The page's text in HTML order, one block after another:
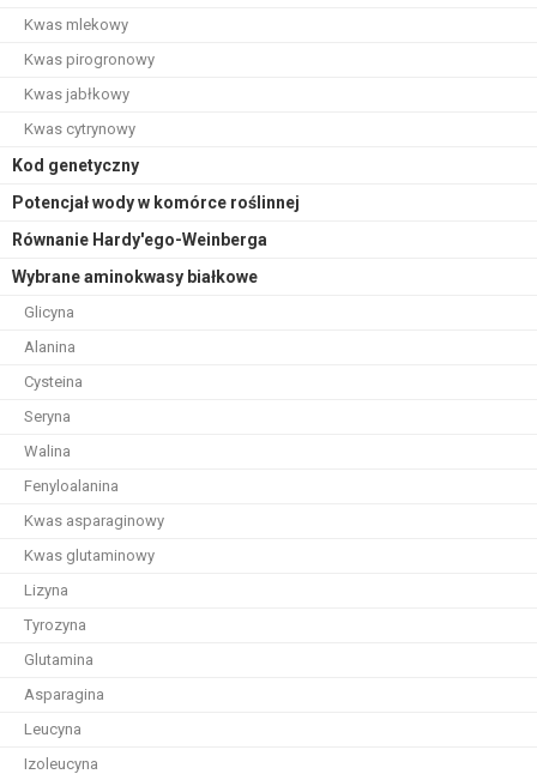
Kwas mlekowy
Kwas pirogronowy
Kwas jabłkowy
Kwas cytrynowy
Kod genetyczny
Potencjał wody w komórce roślinnej
Równanie Hardy'ego-Weinberga
Wybrane aminokwasy białkowe
Glicyna
Alanina
Cysteina
Seryna
Walina
Fenyloalanina
Kwas asparaginowy
Kwas glutaminowy
Lizyna
Tyrozyna
Glutamina
Asparagina
Leucyna
Izoleucyna